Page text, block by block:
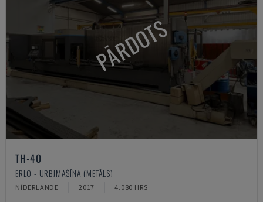
PĀRDOTS
TH-40
ERLO - URBJMAŠĪNA (METĀLS)
NĪDERLANDE 2017 4.080 HRS